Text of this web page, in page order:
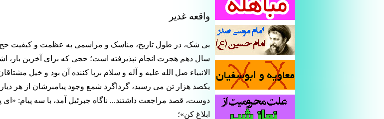
واقعه غدیر
بی شک، در طول تاریخ، مناسک و مراسمی به عظمت و کیفیت حج
سال دهم هجرت انجام نپذیرفته است؛ حجی که برای آخرین بار،
الانبیاء صل الله علیه و آله و سلام برپا کننده آن بود و خیل
یکصد هزار تن می رسید، گرداگرد شمع وجود پیامبرشان از هر
دوست، قصد مراجعت داشتند... ناگاه جبرئیل آمد، با سه پیام: «ای
ابلاغ کن»؛